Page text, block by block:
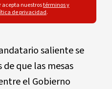
acepta nuestrostérminos y
de privacidad.
saliente se
que las mesas
el Gobierno